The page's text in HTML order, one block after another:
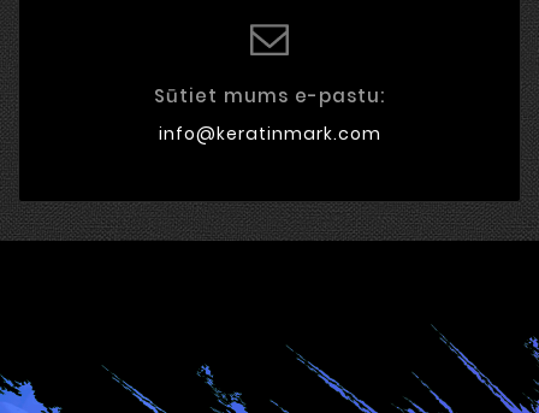
Sūtiet mums e-pastu:
info@keratinmark.com